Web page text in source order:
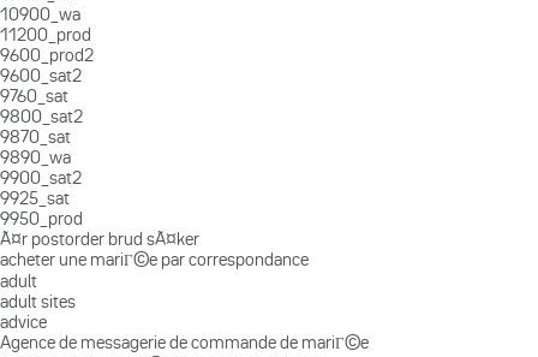
10900_wa
11200_prod
9600_prod2
9600_sat2
9760_sat
9800_sat2
9870_sat
9890_wa
9900_sat2
9925_sat
9950_prod
Ã¤r postorder brud sÃ¤ker
acheter une mariГ©e par correspondance
adult
adult sites
advice
Agence de messagerie de commande de mariГ©e